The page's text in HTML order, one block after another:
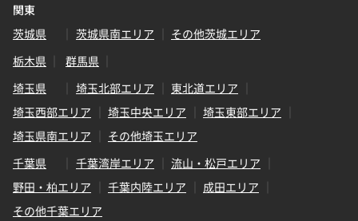
関東
茨城県
茨城県南エリア
その他茨城エリア
栃木県
群馬県
埼玉県
埼玉北部エリア
東北道エリア
埼玉西部エリア
埼玉中央エリア
埼玉東部エリア
埼玉県南エリア
その他埼玉エリア
千葉県
千葉湾岸エリア
流山・松戸エリア
野田・柏エリア
千葉内陸エリア
成田エリア
その他千葉エリア